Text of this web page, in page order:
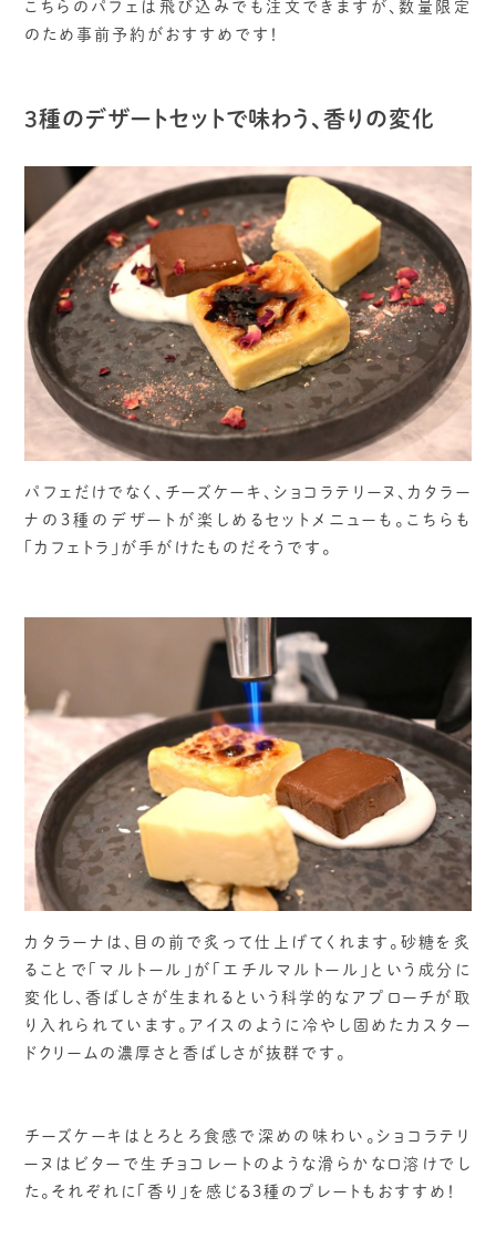
こちらのパフェは飛び込みでも注文できますが、数量限定
のため事前予約がおすすめです！
3種のデザートセットで味わう、香りの変化
パフェだけでなく、チーズケーキ、ショコラテリーヌ、カタラー
ナの3種のデザートが楽しめるセットメニューも。こちらも
「カフェトラ」が手がけたものだそうです。
カタラーナは、目の前で炙って仕上げてくれます。砂糖を炙
ることで「マルトール」が「エチルマルトール」という成分に
変化し、香ばしさが生まれるという科学的なアプローチが取
り入れられています。アイスのように冷やし固めたカスター
ドクリームの濃厚さと香ばしさが抜群です。
チーズケーキはとろとろ食感で深めの味わい。ショコラテリ
ーヌはビターで生チョコレートのような滑らかな口溶けでし
た。それぞれに「香り」を感じる3種のプレートもおすすめ！